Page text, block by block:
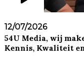
12/07/2026
54U Media, wij
Kennis, Kwaliteit